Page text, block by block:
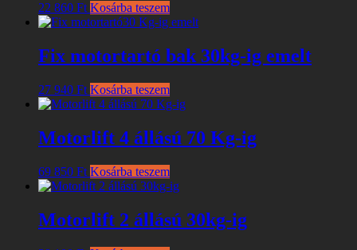
22 860 Ft Kosárba teszem
Fix motortartó bak 30kg-ig emelt
27 940 Ft Kosárba teszem
Motorlift 4 állású 70 Kg-ig
69 850 Ft Kosárba teszem
Motorlift 2 állású 30kg-ig